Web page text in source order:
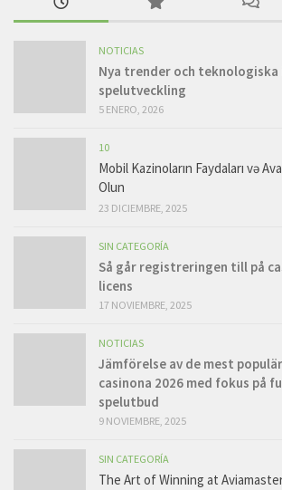
NOTICIAS
Nya trender och
spelutveckling
5 ENERO, 2026
10
Mobil Kazinoların Faydaları və
Olun
23 DICIEMBRE, 2025
SIN CATEGORÍA
Så går registreringen till på
licens
17 NOVIEMBRE, 2025
NOTICIAS
Jämförelse av de mest
casinona 2026 med fokus på
spelutbud
9 NOVIEMBRE, 2025
SIN CATEGORÍA
The Art of Winning at